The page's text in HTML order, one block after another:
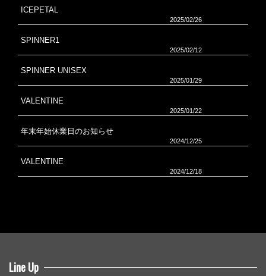
ICEPETAL
2025/02/26
SPINNER1
2025/02/12
SPINNER UNISEX
2025/01/29
VALENTINE
2025/01/22
年末年始休業日のお知らせ
2024/12/25
VALENTINE
2024/12/18
Line Up